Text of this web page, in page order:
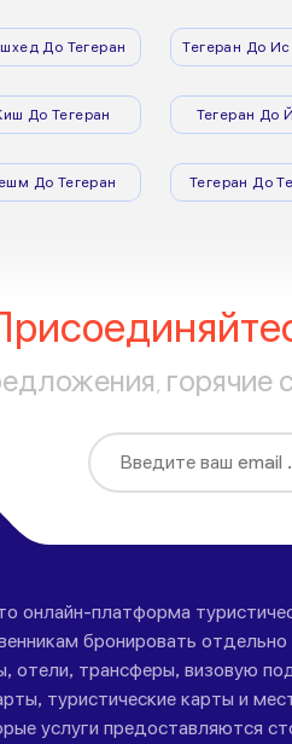
До Тегеран Тегеран До
До Тегеран Тегеран До
До Тегеран Тегеран До
горячие
онлайн-платформа
бронировать отдельно
отели, трансферы, визовую
туристические карты и
услуги предоставляются